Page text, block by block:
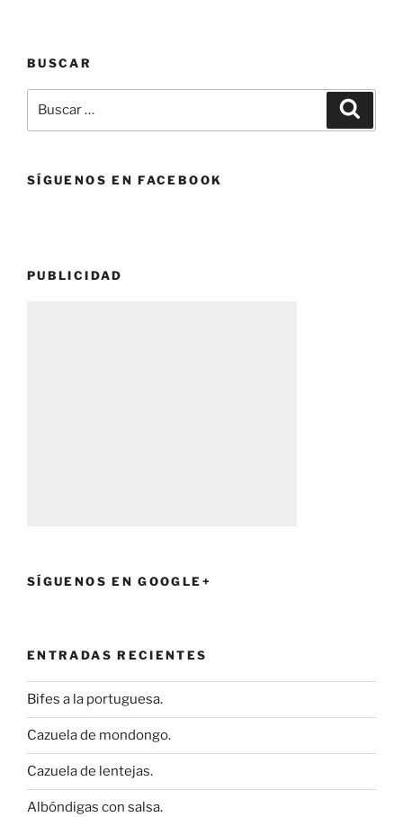
BUSCAR
por:
SÍGUENOS EN FACEBOOK
PUBLICIDAD
SÍGUENOS EN GOOGLE+
ENTRADAS RECIENTES
Bifes a la portuguesa.
Cazuela de mondongo.
Cazuela de lentejas.
Albóndigas con salsa.